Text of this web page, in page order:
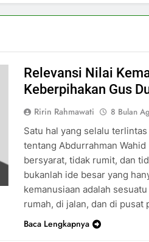
Relevansi Nilai
Keberpihakan Gus
Ririn Rahmawati 8 Bulan
Satu hal yang selalu
tentang Abdurrahman
bersyarat, tidak rumit, dan
bukanlah ide besar yang
kemanusiaan adalah
rumah, di jalan, dan di pusat
Baca Lengkapnya